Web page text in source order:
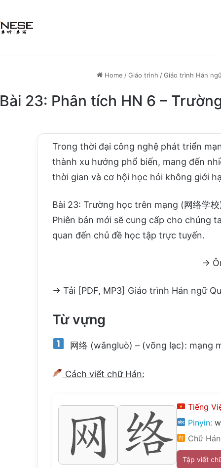
Home /Giáo trình /Giáo trình Hán
Bài 23: Phân tích HN 6 –
Trong thời đại công nghệ phát triển
thành xu hướng phổ biến, mang đến
thời gian và cơ hội học hỏi không giới
Bài 23: Trường học trên mạng (网络学
Phiên bản mới sẽ cung cấp cho chúng
quan đến chủ đề học tập trực tuyến.
→
→ Tải [PDF, MP3] Giáo trình Hán ngữ
Từ vựng
网络 (wǎngluò) – (võng lạc): mạng
Cách viết chữ Hán:
Tiếng
Pinyin:
Chữ
Tập viết